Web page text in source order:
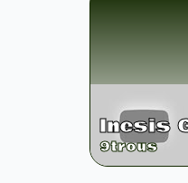
Inesis
9trous